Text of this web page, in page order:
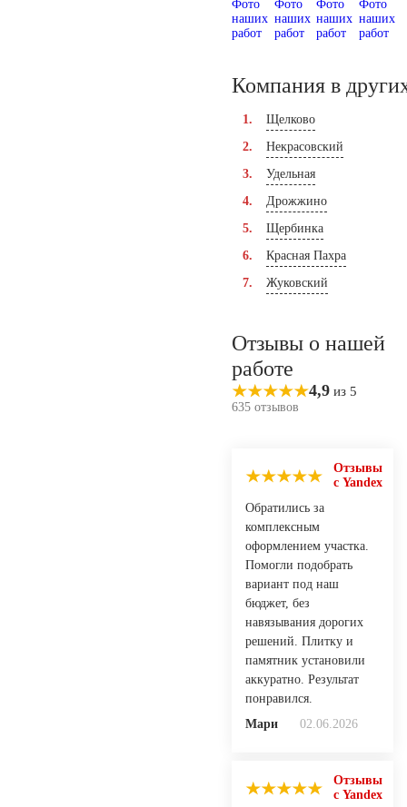
Компания в
Щелково
Некрасовский
Удельная
Дрожжино
Щербинка
Красная Пахра
Жуковский
Отзывы о нашей
работе
4,9 из 5
635 отзывов
Отзывы
с Yandex
Обратились за
комплексным
оформлением участка.
Помогли подобрать
вариант под наш
бюджет, без
навязывания дорогих
решений. Плитку и
памятник установили
аккуратно. Результат
понравился.
Мари
02.06.2026
Отзывы
с Yandex